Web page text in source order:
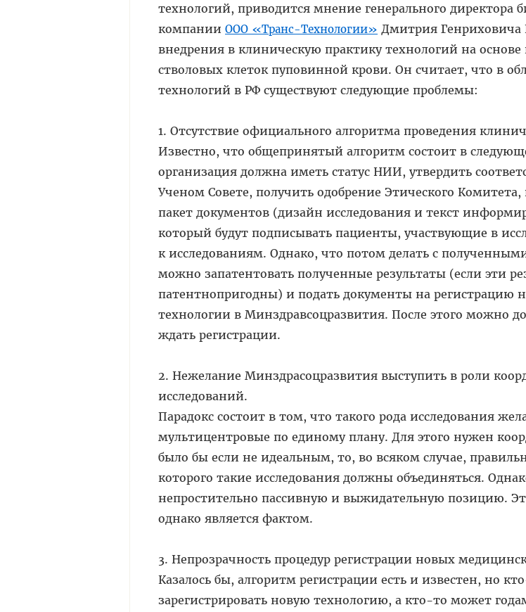
технологий, приводится мнение генерального директора
компании ООО «Транс-Технологии» Дмитрия Генриховича
внедрения в клиническую практику технологий на основе
стволовых клеток пуповинной крови. Он считает, что в
технологий в РФ существуют следующие проблемы:
1. Отсутствие официального алгоритма проведения
Известно, что общепринятый алгоритм состоит в
организация должна иметь статус НИИ, утвердить
Ученом Совете, получить одобрение Этического
пакет документов (дизайн исследования и текст
который будут подписывать пациенты, участвующие в
к исследованиям. Однако, что потом делать с
можно запатентовать полученные результаты (если эти
патентнопригодны) и подать документы на регистрацию
технологии в Минздравсоцразвития. После этого можно
ждать регистрации.
2. Нежелание Минздрасоцразвития выступить в роли
исследований.
Парадокс состоит в том, что такого рода исследования
мультицентровые по единому плану. Для этого нужен
было бы если не идеальным, то, во всяком случае,
которого такие исследования должны объединяться.
непростительно пассивную и выжидательную позицию.
однако является фактом.
3. Непрозрачность процедур регистрации новых
Казалось бы, алгоритм регистрации есть и известен, но
зарегистрировать новую технологию, а кто-то может